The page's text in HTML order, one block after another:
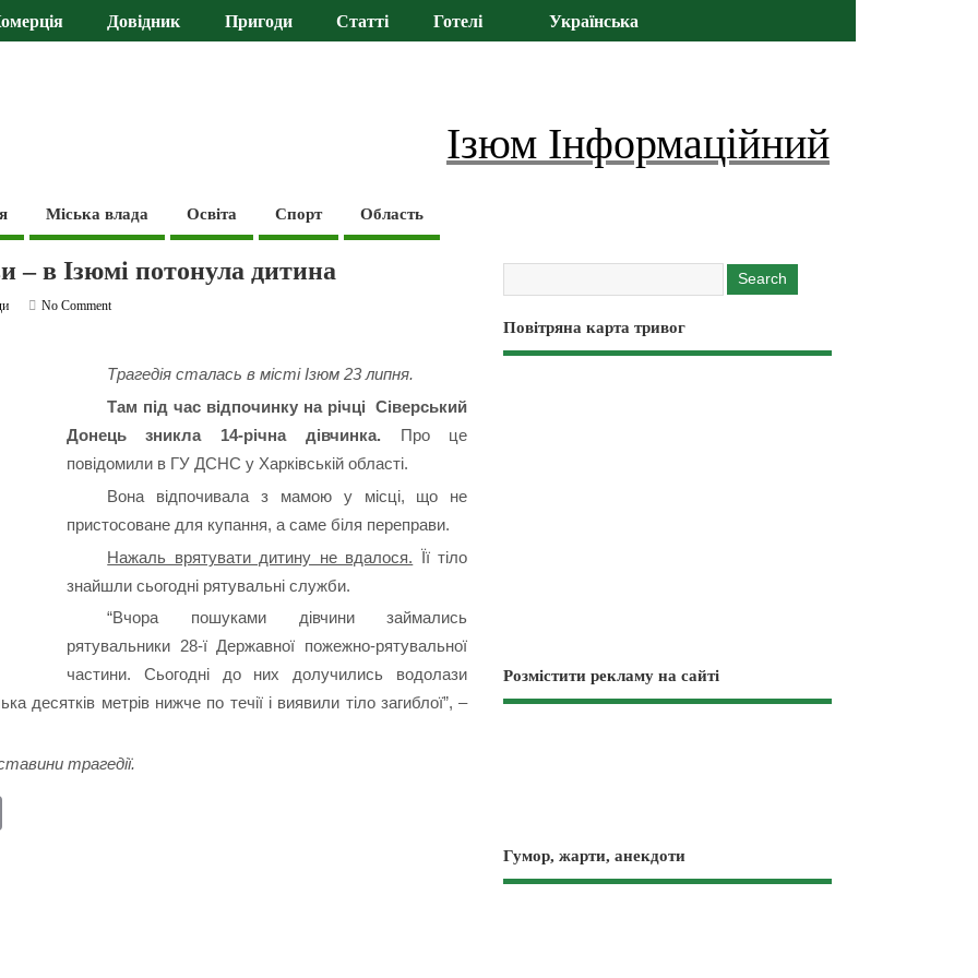
Довідник Пригоди Статті Готелі Українська
Ізюм Інформаційний
Міська влада Освіта Спорт Область
– в Ізюмі потонула дитина
No Comment
Трагедія сталась в місті Ізюм 23 липня.
Там під час відпочинку на річці Сіверський
Донець зникла 14-річна дівчинка.Про це
повідомили в ГУ ДСНС у Харківській області.
Вона відпочивала з мамою у місці, що не
пристосоване для купання, а саме біля переправи.
Нажаль врятувати дитину не вдалося. Її тіло
знайшли сьогодні рятувальні служби.
“Вчора пошуками дівчини займались
рятувальники 28-ї Державної пожежно-рятувальної
частини. Сьогодні до них долучились водолази
десятків метрів нижче по течії і виявили тіло загиблої”, –
трагедії.
Повітряна карта тривог
Розмістити рекламу на сайті
Гумор, жарти, анекдоти